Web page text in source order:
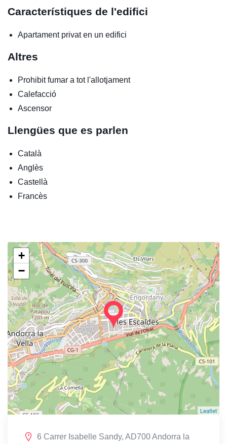
Característiques de l'edifici
Apartament privat en un edifici
Altres
Prohibit fumar a tot l'allotjament
Calefacció
Ascensor
Llengües que es parlen
Català
Anglès
Castellà
Francès
+
−
Leaflet
6 Carrer Isabelle Sandy, AD700 Andorra la